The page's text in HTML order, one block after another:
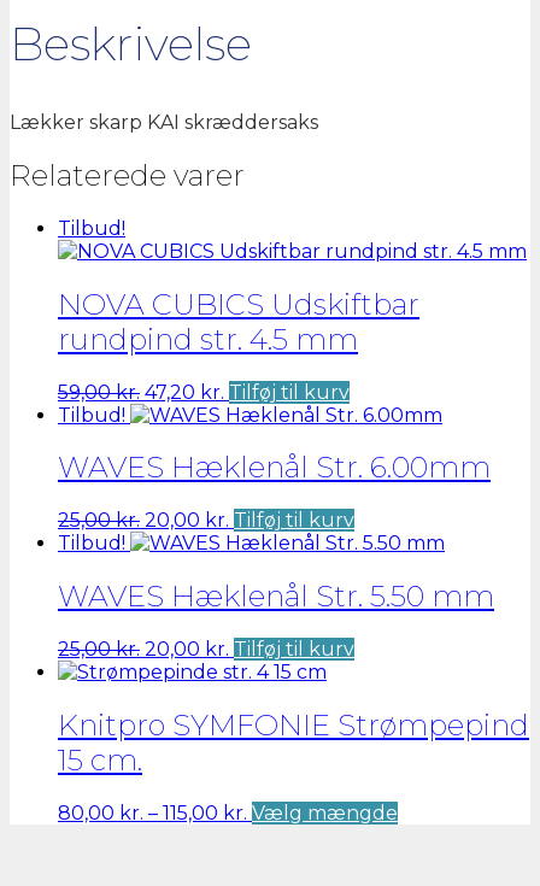
Beskrivelse
Lækker skarp KAI skræddersaks
Relaterede varer
Tilbud!
NOVA CUBICS Udskiftbar
rundpind str. 4.5 mm
59,00kr. Den
oprindelige
var:
59,00 kr..
47,20 kr. Den
aktuelle
er:
47,20 kr..
Tilføj til kurv
Tilbud!
WAVES Hæklenål Str. 6.00mm
25,00kr. Den
oprindelige
var:
25,00 kr..
20,00 kr. Den
aktuelle
er:
20,00 kr..
Tilføj til kurv
Tilbud!
WAVES Hæklenål Str. 5.50 mm
25,00kr. Den
oprindelige
var:
25,00 kr..
20,00 kr. Den
aktuelle
er:
20,00 kr..
Tilføj til kurv
Knitpro SYMFONIE Strømpepind
15 cm.
80,00 kr. – 115,00 kr. Prisinterval:
Vælg mængde